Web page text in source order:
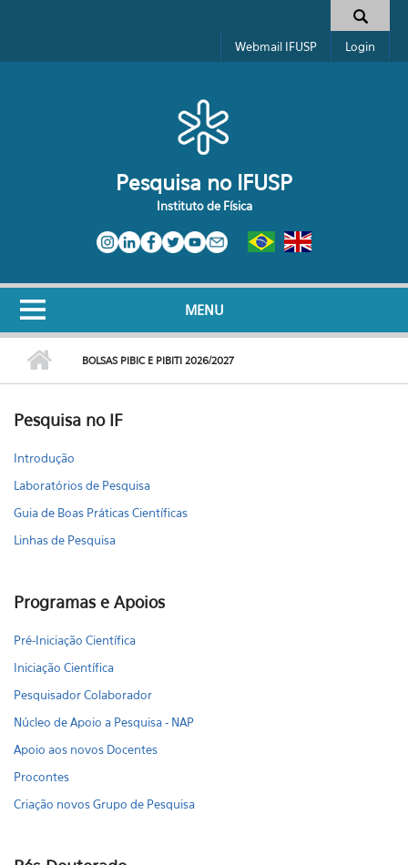
Formulário de busca
Webmail IFUSP Login
Pesquisa no IFUSP
Instituto de Física
MENU
BOLSAS PIBIC E PIBITI 2026/2027
Pesquisa no IF
Introdução
Laboratórios de Pesquisa
Guia de Boas Práticas Científicas
Linhas de Pesquisa
Programas e Apoios
Pré-Iniciação Científica
Iniciação Científica
Pesquisador Colaborador
Núcleo de Apoio a Pesquisa - NAP
Apoio aos novos Docentes
Procontes
Criação novos Grupo de Pesquisa